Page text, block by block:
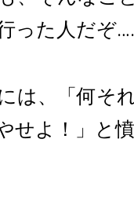
った人だぞ
は、「何そ
せよ！」と